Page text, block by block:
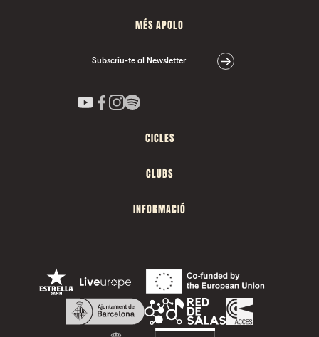
MÉS APOLO
Subscriu-te al Newsletter
CICLES
CLUBS
INFORMACIÓ